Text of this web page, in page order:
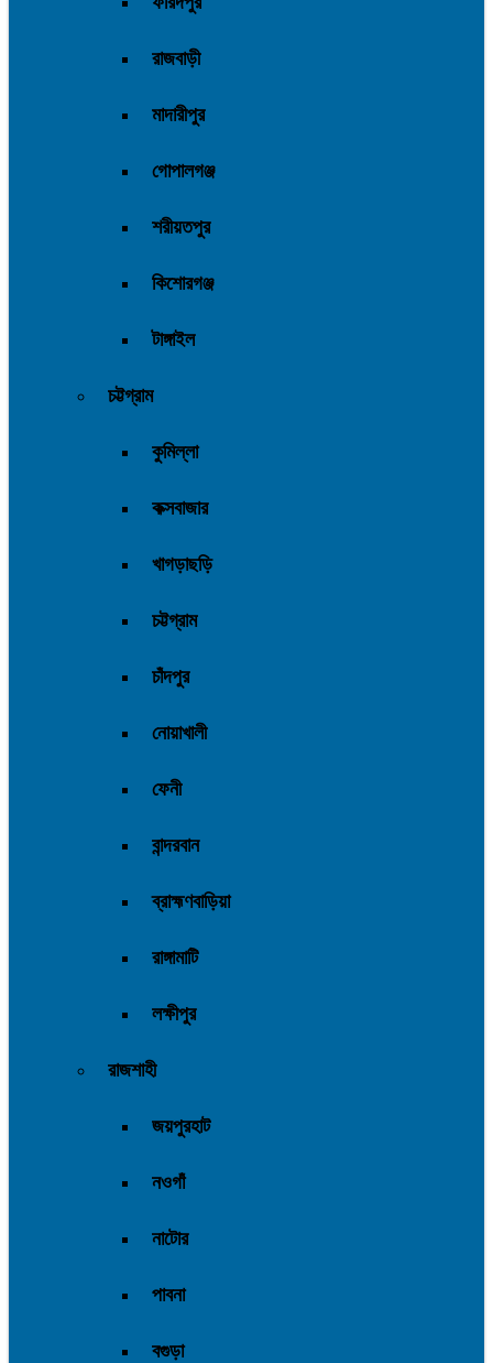
রাজবাড়ী
মাদারীপুর
গোপালগঞ্জ
শরীয়তপুর
কিশোরগঞ্জ
টাঙ্গাইল
চট্টগ্রাম
কুমিল্লা
কক্সবাজার
খাগড়াছড়ি
চট্টগ্রাম
চাঁদপুর
নোয়াখালী
ফেনী
বান্দরবান
ব্রাহ্মণবাড়িয়া
রাঙ্গামাটি
লক্ষীপুর
রাজশাহী
জয়পুরহাট
নওগাঁ
নাটোর
পাবনা
বগুড়া